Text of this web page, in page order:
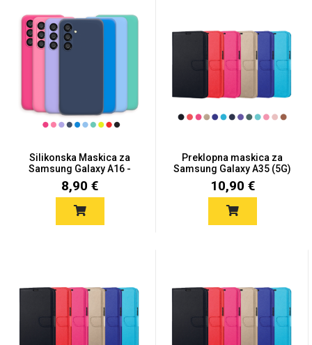
Silikonska Maskica za
Samsung Galaxy A16 -
Viš...
8,90 €
Preklopna maskica za
Samsung Galaxy A35 (5G)
-...
10,90 €